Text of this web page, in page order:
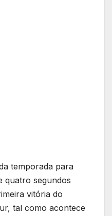
temporada para
quatro segundos
vitória do
tal como acontece